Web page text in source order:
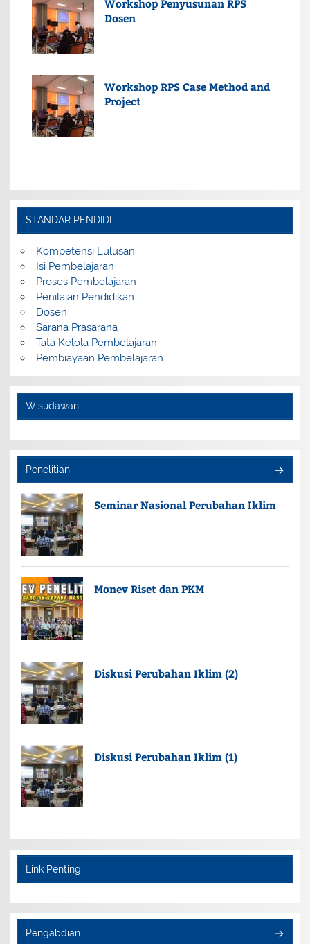
Workshop Penyusunan RPS
Dosen
Workshop RPS Case Method and
Project
STANDAR PENDIDI
Kompetensi Lulusan
Isi Pembelajaran
Proses Pembelajaran
Penilaian Pendidikan
Dosen
Sarana Prasarana
Tata Kelola Pembelajaran
Pembiayaan Pembelajaran
Wisudawan
Penelitian
Seminar Nasional Perubahan Iklim
Monev Riset dan PKM
Diskusi Perubahan Iklim (2)
Diskusi Perubahan Iklim (1)
Link Penting
Pengabdian